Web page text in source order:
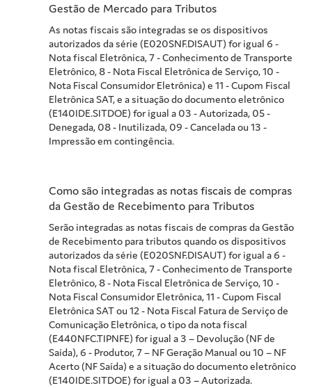
Gestão de Mercado para Tributos
As notas fiscais são integradas se os dispositivos
autorizados da série (E020SNF.DISAUT) for igual 6 -
Nota fiscal Eletrônica, 7 - Conhecimento de Transporte
Eletrônico, 8 - Nota Fiscal Eletrônica de Serviço, 10 -
Nota Fiscal Consumidor Eletrônica) e 11 - Cupom Fiscal
Eletrônica SAT, e a situação do documento eletrônico
(E140IDE.SITDOE) for igual a 03 - Autorizada, 05 -
Denegada, 08 - Inutilizada, 09 - Cancelada ou 13 -
Impressão em contingência.
Como são integradas as notas fiscais de compras
da Gestão de Recebimento para Tributos
Serão integradas as notas fiscais de compras da Gestão
de Recebimento para tributos quando os dispositivos
autorizados da série (E020SNF.DISAUT) for igual a 6 -
Nota fiscal Eletrônica, 7 - Conhecimento de Transporte
Eletrônico, 8 - Nota Fiscal Eletrônica de Serviço, 10 -
Nota Fiscal Consumidor Eletrônica, 11 - Cupom Fiscal
Eletrônica SAT ou 12 - Nota Fiscal Fatura de Serviço de
Comunicação Eletrônica, o tipo da nota fiscal
(E440NFC.TIPNFE) for igual a 3 – Devolução (NF de
Saída), 6 - Produtor, 7 – NF Geração Manual ou 10 – NF
Acerto (NF Saída) e a situação do documento eletrônico
(E140IDE.SITDOE) for igual a 03 – Autorizada.